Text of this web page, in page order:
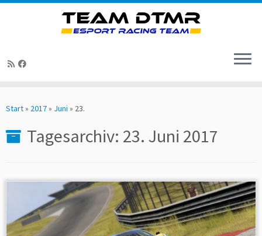
Inhalt
Start» 2017» Juni » 23.
Tagesarchiv: 23. Juni 2017